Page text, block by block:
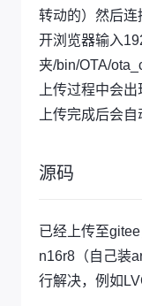
转动的）然后
开浏览器输入
夹/bin/OTA/
上传过程中会
上传完成后会自
源码
已经上传至
n16r8（自己装
行解决，例如